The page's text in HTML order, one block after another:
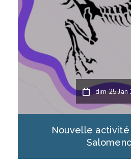
dim 25 Jan
Nouvelle activité